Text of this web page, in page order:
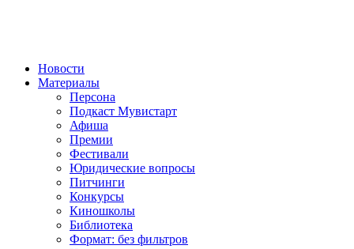
Новости
Материалы
Персона
Подкаст Мувистарт
Афиша
Премии
Фестивали
Юридические вопросы
Питчинги
Конкурсы
Киношколы
Библиотека
Формат: без фильтров